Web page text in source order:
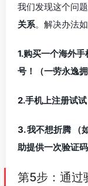
我们发现这个问
关系。解决办法如
1.购买一个海外
号！（一劳永逸
2.手机上注册试
3. 我不想折腾 （
助提供一次验证码
第5步：通过